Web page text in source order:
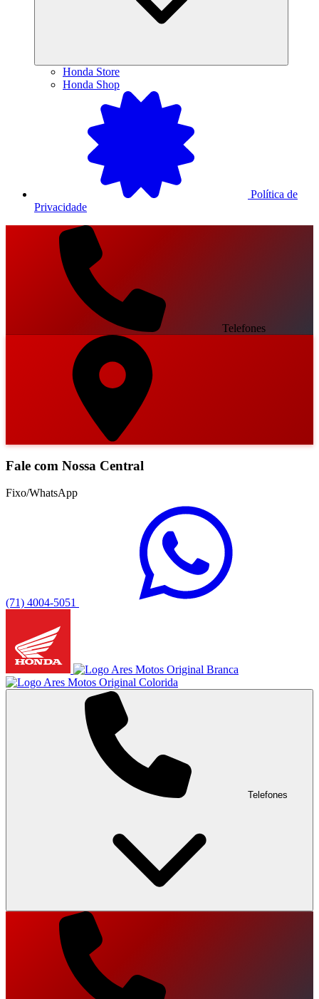
Honda Store
Honda Shop
Política de
Privacidade
Telefones
Fale com Nossa Central
Fixo/WhatsApp
(71) 4004-5051
Telefones